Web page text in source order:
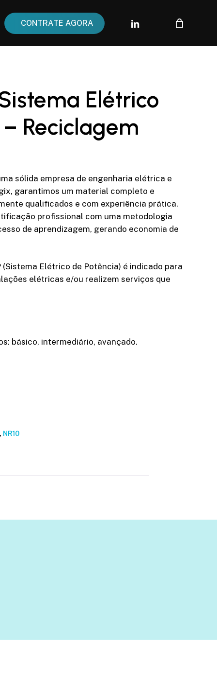
CONTRATE AGORA linkedininstagram
Elétrico
Reciclagem
sólida empresa de engenharia elétrica e
garantimos um material completo e
qualificados e com experiência prática.
profissional com uma metodologia
de aprendizagem, gerando economia de
(Sistema Elétrico de Potência) é indicado para
elétricas e/ou realizem serviços que
básico, intermediário, avançado.
, NR10